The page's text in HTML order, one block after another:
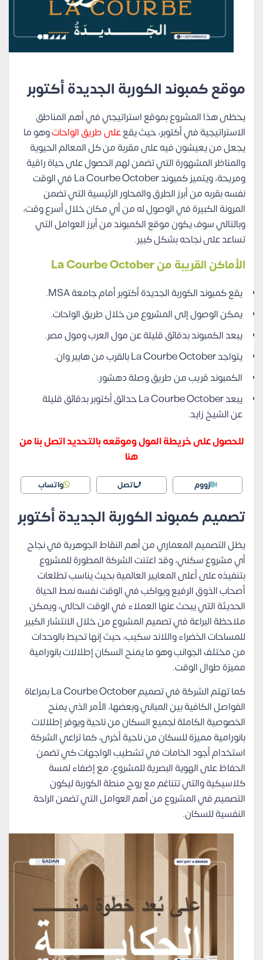
موقع كمبوند الكوربة الجديدة أكتوبر
يحظى هذا المشروع بموقع استراتيجي في أهم المناطق
الاستراتيجية في أكتوبر، حيث يقععلى طريق الواحاتوهو ما
يجعل من يعيشون فيه على مقربة من كل المعالم الحيوية
والمناظر المشهورة التي تضمن لهم الحصول على حياة راقية
ومريحة، ويتميز كمبوند La Courbe October في الوقت
نفسه بقربه من أبرز الطرق والمحاور الرئيسية التي تضمن
المرونة الكبيرة في الوصول له من أي مكان خلال أسرع وقت،
وبالتالي سوف يكون موقع الكمبوند من أبرز العوامل التي
تساعد على نجاحه بشكل كبير.
الأماكن القريبة من La Courbe October
يقع كمبوند الكوربة الجديدة أكتوبر أمام جامعة MSA.
يمكن الوصول إلى المشروع من خلال طريق الواحات.
يبعد الكمبوند بدقائق قليلة عن مول العرب ومول مصر.
يتواجد La Courbe October بالقرب من هايبر وان.
الكمبوند قريب من طريق وصلة دهشور.
يبعد La Courbe October حدائق أكتوبر بدقائق قليلة
عن الشيخ زايد.
للحصول على خريطة المول وموقعه بالتحديد اتصل بنا من
هنا
زووم اتصل واتساب
تصميم كمبوند الكوربة الجديدة أكتوبر
يظل التصميم المعماري من أهم النقاط الجوهرية في نجاح
أي مشروع سكني، وقد اعتنت الشركة المطورة للمشروع
بتنفيذه على أعلى المعايير العالمية بحيث يناسب تطلعات
أصحاب الذوق الرفيع ويواكب في الوقت نفسه نمط الحياة
الحديثة التي يبحث عنها العملاء في الوقت الحالي، ويمكن
ملاحظة البراعة في تصميم المشروع من خلال الانتشار الكبير
للمساحات الخضراء واللاند سكيب، حيث إنها تحيط بالوحدات
من مختلف الجوانب وهو ما يمنح السكان إطلالات بانورامية
مميزة طوال الوقت.
كما تهتم الشركة في تصميم La Courbe October بمراعاة
الفواصل الكافية بين المباني وبعضها، الأمر الذي يمنح
الخصوصية الكاملة لجميع السكان من ناحية ويوفر إطلالات
بانورامية مميزة للسكان من ناحية أخرى، كما تراعي الشركة
استخدام أجود الخامات في تشطيب الواجهات كي تضمن
الحفاظ على الهوية البصرية للمشروع، مع إضفاء لمسة
كلاسيكية والتي تتناغم مع روح منطة الكوربة ليكون
التصميم في المشروع من أهم العوامل التي تضمن الراحة
النفسية للسكان.